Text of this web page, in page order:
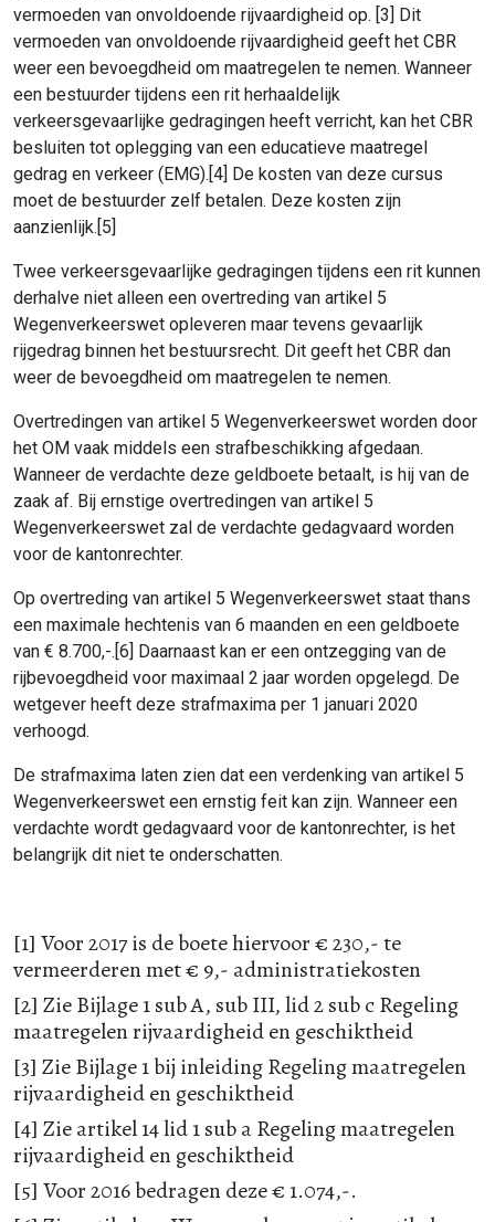
vermoeden van onvoldoende rijvaardigheid op. [3] Dit
vermoeden van onvoldoende rijvaardigheid geeft het CBR
weer een bevoegdheid om maatregelen te nemen. Wanneer
een bestuurder tijdens een rit herhaaldelijk
verkeersgevaarlijke gedragingen heeft verricht, kan het CBR
besluiten tot oplegging van een educatieve maatregel
gedrag en verkeer (EMG).[4] De kosten van deze cursus
moet de bestuurder zelf betalen. Deze kosten zijn
aanzienlijk.[5]
Twee verkeersgevaarlijke gedragingen tijdens een rit kunnen
derhalve niet alleen een overtreding van artikel 5
Wegenverkeerswet opleveren maar tevens gevaarlijk
rijgedrag binnen het bestuursrecht. Dit geeft het CBR dan
weer de bevoegdheid om maatregelen te nemen.
Overtredingen van artikel 5 Wegenverkeerswet worden door
het OM vaak middels een strafbeschikking afgedaan.
Wanneer de verdachte deze geldboete betaalt, is hij van de
zaak af. Bij ernstige overtredingen van artikel 5
Wegenverkeerswet zal de verdachte gedagvaard worden
voor de kantonrechter.
Op overtreding van artikel 5 Wegenverkeerswet staat thans
een maximale hechtenis van 6 maanden en een geldboete
van € 8.700,-.[6] Daarnaast kan er een ontzegging van de
rijbevoegdheid voor maximaal 2 jaar worden opgelegd. De
wetgever heeft deze strafmaxima per 1 januari 2020
verhoogd.
De strafmaxima laten zien dat een verdenking van artikel 5
Wegenverkeerswet een ernstig feit kan zijn. Wanneer een
verdachte wordt gedagvaard voor de kantonrechter, is het
belangrijk dit niet te onderschatten.
[1] Voor 2017 is de boete hiervoor € 230,- te
vermeerderen met € 9,- administratiekosten
[2] Zie Bijlage 1 sub A, sub III, lid 2 sub c Regeling
maatregelen rijvaardigheid en geschiktheid
[3] Zie Bijlage 1 bij inleiding Regeling maatregelen
rijvaardigheid en geschiktheid
[4] Zie artikel 14 lid 1 sub a Regeling maatregelen
rijvaardigheid en geschiktheid
[5] Voor 2016 bedragen deze € 1.074,-.